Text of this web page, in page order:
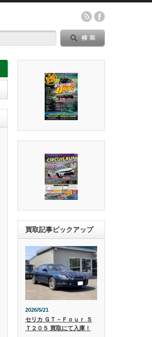
買取記事ピックアップ
2026/5/21
セリカ ＧＴ－Ｆｏｕｒ Ｓ
Ｔ２０５ 買取にて入庫！